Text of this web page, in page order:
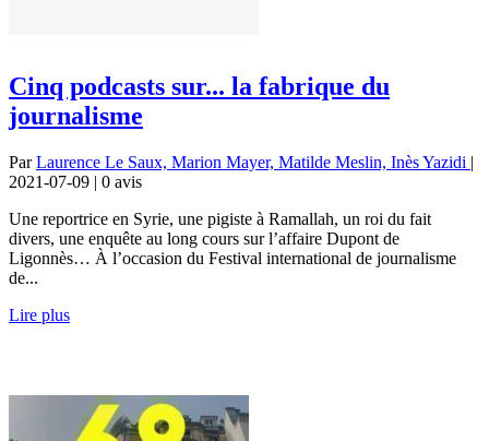
Cinq podcasts sur... la fabrique du
journalisme
ParLaurence Le Saux, Marion Mayer, Matilde Meslin, Inès Yazidi |
2021-07-09 | 0 avis
Une reportrice en Syrie, une pigiste à Ramallah, un roi du fait
divers, une enquête au long cours sur l’affaire Dupont de
Ligonnès… À l’occasion du Festival international de journalisme
de...
Lire plus